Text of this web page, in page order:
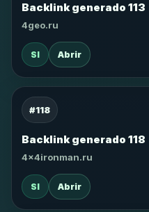
Backlink generado 113
4geo.ru
SI Abrir
#118
Backlink generado 118
4x4ironman.ru
SI Abrir